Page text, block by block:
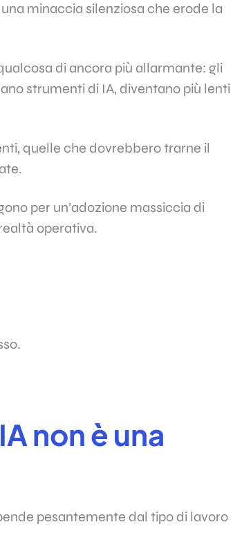
minaccia silenziosa che erode la
di ancora più allarmante: gli
strumenti di IA, diventano più lenti
quelle che dovrebbero trarne il
per un’adozione massiccia di
operativa.
non è una
pesantemente dal tipo di lavoro